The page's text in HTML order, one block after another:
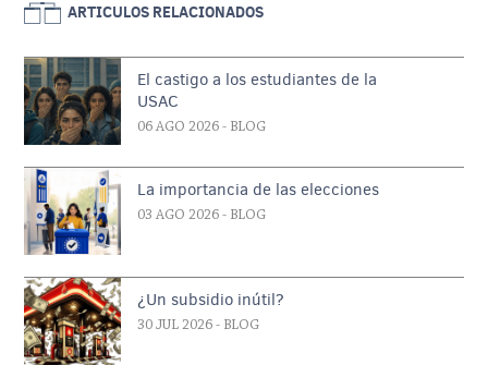
ARTICULOS RELACIONADOS
El castigo a los estudiantes de la
USAC
06 AGO 2026 - BLOG
La importancia de las elecciones
03 AGO 2026 - BLOG
¿Un subsidio inútil?
30 JUL 2026 - BLOG